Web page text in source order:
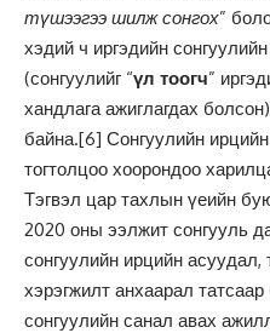
түшээгээ шилж сонгох”
хэдий ч иргэдийн
(сонгуулийг “үл тоогч”
хандлага ажиглагдах
байна.[6] Сонгуулийн
тогтолцоо хоорондоо
Тэгвэл цар тахлын үеийн
2020 оны ээлжит сонгууль
сонгуулийн ирцийн асуудал,
хэрэгжилт анхаарал
сонгуулийн санал авах